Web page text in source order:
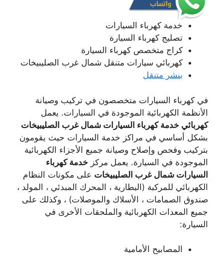
خدمة كهرباء السيارات
تصليج كهرباء السيارة
كراج متخصص كهرباء السيارة
كهربائي سيارات متنقل شمال غرب الصليبيخات
بنشر متنقل
في كهرباء السيارات متخصصون في تركيب وصيانة
الأنظمة الكهربائية الموجودة في السيارات. يعمل
كهربائي خدمة كهرباء السيارات شمال غرب الصليبيخات
بشكل أساسي في مراكز خدمة السيارات حيث يقومون
بتركيب وفحص وإصلاح وصيانة جميع الأجزاء الكهربائية
الموجودة في السيارة. يعمل مركز خدمة كهرباء
السيارات شمال غرب الصليبيخات على مكونات النظام
الكهربائي للمركبة (البطارية ، المحرك المبدئي ، المولد ،
صندوق الصمامات ، الأسلاك والموصلات) ، وكذلك على
جميع المعدات الكهربائية والملحقات الأخرى في
السيارة:
المصابيح الأمامية